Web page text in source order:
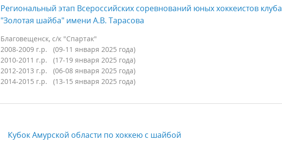
Региональный этап Всероссийских соревнований юных хоккеистов клуба
"Золотая шайба" имени А.В. Тарасова
Благовещенск, с/к "Спартак"
2008-2009 г.р. (09-11 января 2025 года)
2010-2011 г.р. (17-19 января 2025 года)
2012-2013 г.р. (06-08 января 2025 года)
2014-2015 г.р. (13-15 января 2025 года)
Кубок Амурской области по хоккею с шайбой